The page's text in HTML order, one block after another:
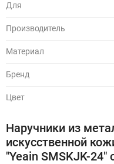
Для
Производитель
Материал
Бренд
Цвет
Наручники из
искусственной
"Yeain SMSKJK-